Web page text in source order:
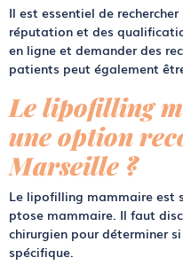
Il est essentiel de
réputation et des
en ligne et demander des
patients peut également
Le lipofilling
une option
Marseille ?
Le lipofilling mammaire est
ptose mammaire. Il faut
chirurgien pour déterminer
spécifique.